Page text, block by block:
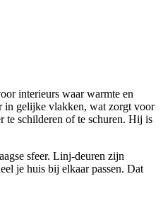
interieurs waar warmte en
in gelijke vlakken, wat zorgt voor
te schilderen of te schuren. Hij is
sfeer. Linj-deuren zijn
je huis bij elkaar passen. Dat